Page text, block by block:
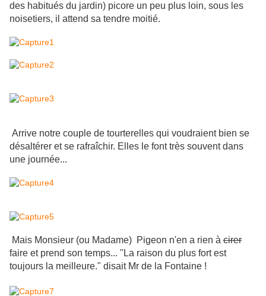
des habitués du jardin) picore un peu plus loin, sous les
noisetiers, il attend sa tendre moitié.
Arrive notre couple de tourterelles qui voudraient bien se
désaltérer et se rafraîchir. Elles le font très souvent dans
une journée...
Mais Monsieur (ou Madame) Pigeon n'en a rien à cirer
faire et prend son temps... "La raison du plus fort est
toujours la meilleure." disait Mr de la Fontaine !